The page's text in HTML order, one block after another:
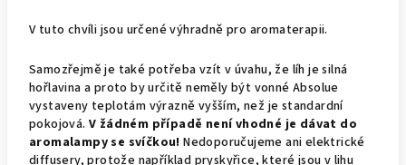
V tuto chvíli jsou určené výhradně pro aromaterapii.
Samozřejmě je také potřeba vzít v úvahu, že líh je silná
hořlavina a proto by určitě neměly být vonné Absolue
vystaveny teplotám výrazně vyšším, než je standardní
pokojová.V žádném případě není vhodné je dávat do
aromalampy se svíčkou! Nedoporučujeme ani elektrické
diffusery, protože například pryskyřice, které jsou v lihu